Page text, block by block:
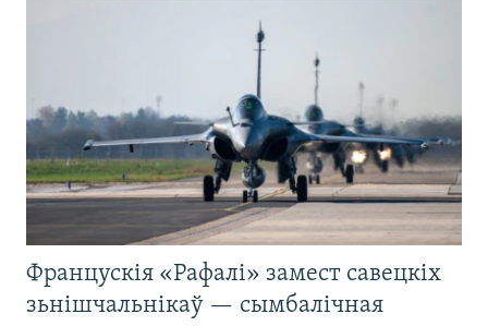
Францускія «Рафалі» замест савецкіх
зьнішчальнікаў — сымбалічная